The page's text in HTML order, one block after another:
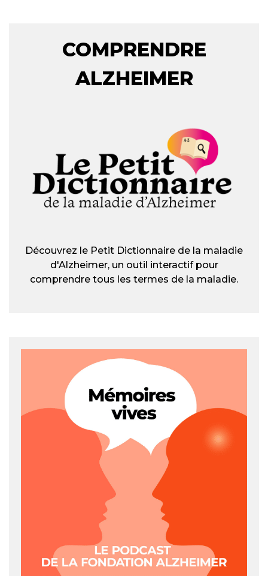
COMPRENDRE
ALZHEIMER
Découvrez le Petit Dictionnaire de la maladie
d'Alzheimer, un outil interactif pour
comprendre tous les termes de la maladie.